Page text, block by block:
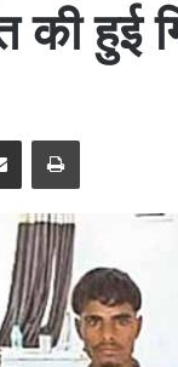
की हुई
Share via Email Print